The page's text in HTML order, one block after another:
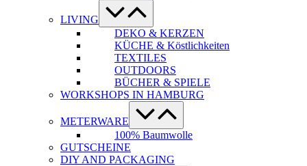
LIVING
Menü-
Schalter
DEKO & KERZEN
KÜCHE & Köstlichkeiten
TEXTILES
OUTDOORS
BÜCHER & SPIELE
WORKSHOPS IN HAMBURG
METERWARE
Menü-
Schalter
100% Baumwolle
GUTSCHEINE
DIY AND PACKAGING